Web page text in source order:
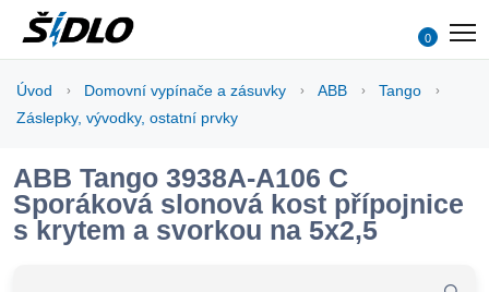
0
Úvod Domovní vypínače a zásuvky ABB
Tango
Záslepky, vývodky, ostatní prvky
ABB Tango 3938A-A106 C
Sporáková slonová kost přípojnice
s krytem a svorkou na 5x2,5